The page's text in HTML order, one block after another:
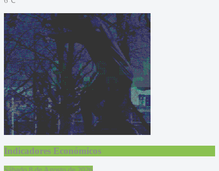
Indicadores Económicos